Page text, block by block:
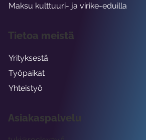
Asiakaspalvelu
Maksu kulttuuri- ja virike-eduilla
Tietoa meistä
Yrityksestä
Työpaikat
Yhteistyö